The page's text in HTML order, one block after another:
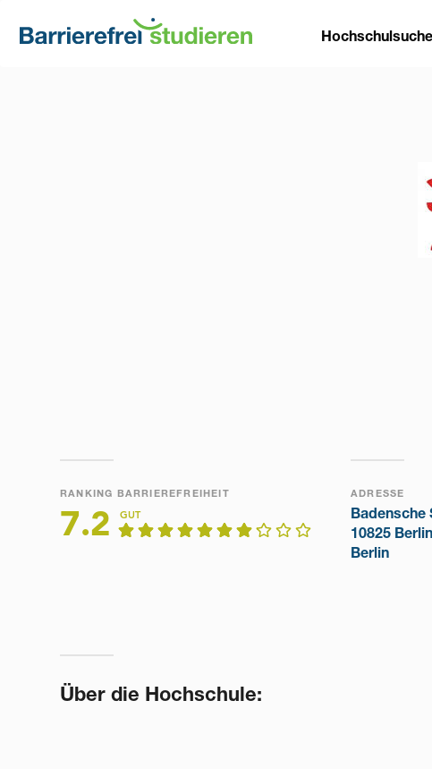
zum
Inhalt
Main
Hochschulsuche
RANKING BARRIEREFREIHEIT
7.2 GUT
ADRESSE
Badensche
10825 Berlin
Berlin
Über die Hochschule: